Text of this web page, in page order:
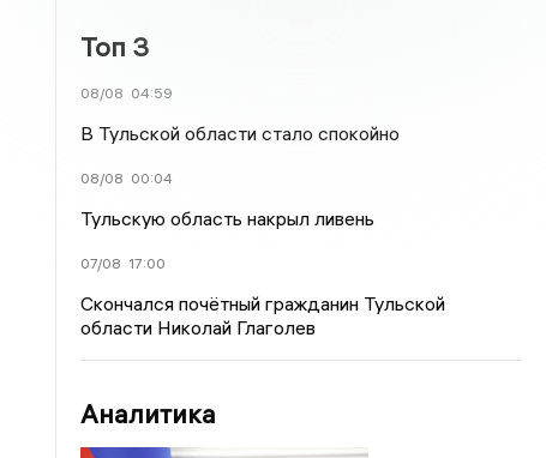
Топ 3
08/08 04:59
В Тульской области стало спокойно
08/08 00:04
Тульскую область накрыл ливень
07/08 17:00
Скончался почётный гражданин Тульской
области Николай Глаголев
Аналитика